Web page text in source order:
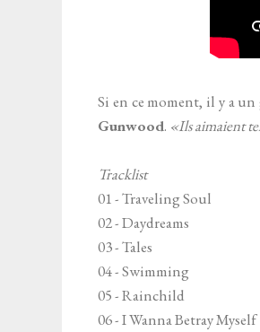
Si en ce moment, il y a
Gunwood. «Ils aimaient
Tracklist
01 - Traveling Soul
02 - Daydreams
03 - Tales
04 - Swimming
05 - Rainchild
06 - I Wanna Betray Myself